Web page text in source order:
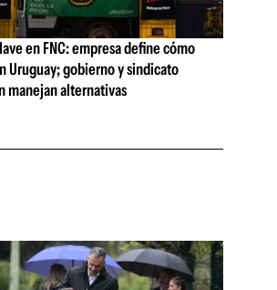
en FNC: empresa define cómo
Uruguay; gobierno y sindicato
manejan alternativas